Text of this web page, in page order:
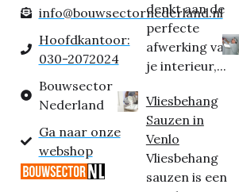
info@bouwsectornederland.nl
Hoofdkantoor:
030-2072024
Bouwsector
Nederland
Ga naar onze
webshop
denkt aan de
perfecte
afwerking van
je interieur,...
Vliesbehang
Sauzen in
Venlo
Vliesbehang
sauzen is een